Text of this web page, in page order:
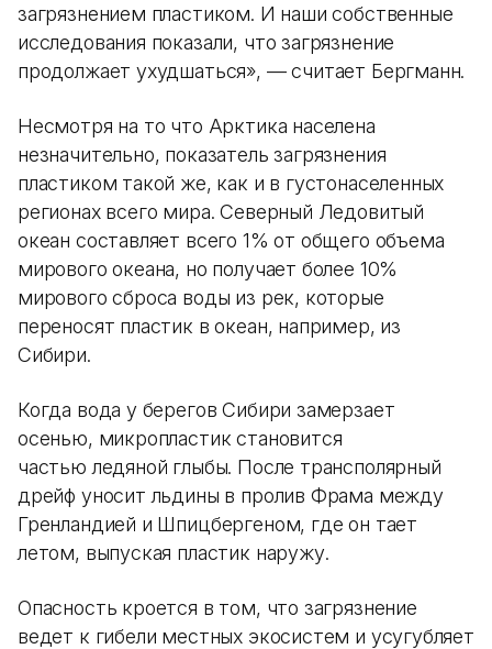
загрязнением пластиком. И наши собственные
исследования показали, что загрязнение
продолжает ухудшаться», — считает Бергманн.
Несмотря на то что Арктика населена
незначительно, показатель загрязнения
пластиком такой же, как и в густонаселенных
регионах всего мира. Северный Ледовитый
океан составляет всего 1% от общего объема
мирового океана, но получает более 10%
мирового сброса воды из рек, которые
переносят пластик в океан, например, из
Сибири.
Когда вода у берегов Сибири замерзает
осенью, микропластик становится
частью ледяной глыбы. После трансполярный
дрейф уносит льдины в пролив Фрама между
Гренландией и Шпицбергеном, где он тает
летом, выпуская пластик наружу.
Опасность кроется в том, что загрязнение
ведет к гибели местных экосистем и усугубляет